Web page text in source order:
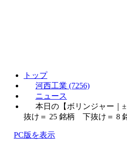
トップ
河西工業 (7256)
ニュース
本日の【ボリンジャー
抜け＝ 25 銘柄 下抜け＝ 8
PC版を表示